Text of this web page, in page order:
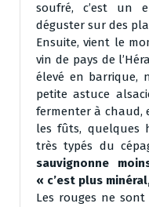
soufré, c’est un
déguster sur des
Ensuite, vient le
vin de pays de
élevé en barrique,
petite astuce
fermenter à chaud,
les fûts, quelques
très typés du
sauvignonne
« c’est plus
Les rouges ne